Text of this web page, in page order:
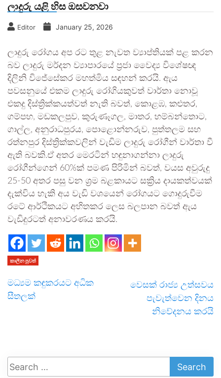
ලාදුරු යළි හිස ඔසවනවා
Editor January 25, 2026
ලාදුරු රෝගය අප රට තුළ නැවත ව්‍යාප්තියක් පළ කරන
බව ලාදුරු මර්දන ව්‍යාපාරයේ ප්‍රජා වෛද්‍ය විශේෂඥ
දිලිනි විජේසේකර මහත්මිය සඳහන් කරයි. ඇය
පවසනුයේ එකම ලාදුරු රෝගියකුවත් වාර්තා නොවූ
එකදු දිස්ත්‍රික්කයත්වත් නැති බවත්, කොළඹ, කළුතර,
ගම්පහ, මඩකලපුව, කුරුණෑගල, මාතර, හම්බන්තොට,
ගාල්ල, අනුරාධපුරය, පොළොන්නරුව, පුත්තලම සහ
රත්නපුර දිස්ත්‍රික්කවලින් වැඩිම ලාදුරු රෝගීන් වාර්තා වී
ඇති බවකි.ඒ අතර මෙරටින් හඳුනාගන්නා ලාදුරු
රෝගීන්ගෙන් 60%ක් පමණ පිරිමින් බවත්, වයස අවුරුදු
25-50 අතර පසු වන ශ්‍රම බළකායට සක්‍රිය දායකත්වයක්
දැක්විය හැකි අය වැඩි වශයෙන් රෝගයට ගොදුරුවීම
රටේ ආර්ථිකයට අහිතකර ලෙස බලපාන බවත් ඇය
වැඩිදුරටත් අනාවරණය කරයි.
කාලීන පුවත්
මධ්‍යම කඳුකරයට අධික
සීතලක්
වෙසක් රාජ්‍ය උත්සවය
පැවැත්වෙන දිනය
නිවේදනය කරයි